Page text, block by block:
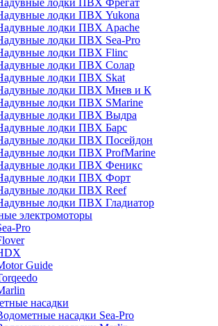
лодки ПВХ Фрегат
лодки ПВХ Yukona
лодки ПВХ Apache
лодки ПВХ Sea-Pro
лодки ПВХ Flinc
лодки ПВХ Солар
лодки ПВХ Skat
лодки ПВХ Мнев и К
лодки ПВХ SMarine
лодки ПВХ Выдра
лодки ПВХ Барс
лодки ПВХ Посейдон
лодки ПВХ ProfMarine
лодки ПВХ Феникс
лодки ПВХ Форт
лодки ПВХ Reef
лодки ПВХ Гладиатор
электромоторы
Pro
Guide
насадки
насадки Sea-Pro